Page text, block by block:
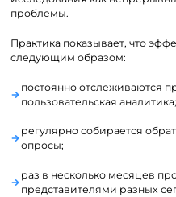
проблемы.
Практика показывает, что
следующим образом:
постоянно отслеживаются
пользовательская аналитика;
регулярно собирается
опросы;
раз в несколько месяцев
представителями разных